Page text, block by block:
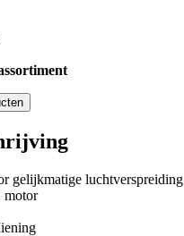
gelijkmatige luchtverspreiding
motor